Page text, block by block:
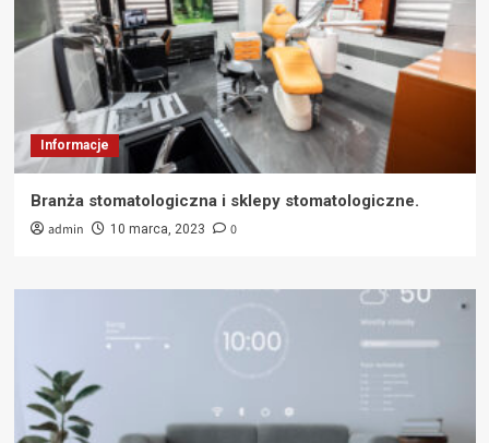
Informacje
Branża stomatologiczna i sklepy stomatologiczne.
admin 10 marca, 2023 0